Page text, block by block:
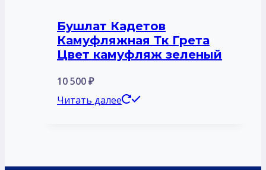
Бушлат Кадетов
Камуфляжная Тк Грета
Цвет камуфляж зеленый
10 500₽
Читать далее